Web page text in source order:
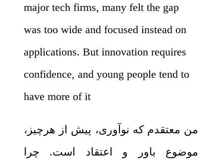
major tech firms, many felt the gap
was too wide and focused instead on
applications. But innovation requires
confidence, and young people tend to
have more of it
من معتقدم که نوآوری، پیش از هرچیز،
موضوع باور و اعتقاد است. چرا